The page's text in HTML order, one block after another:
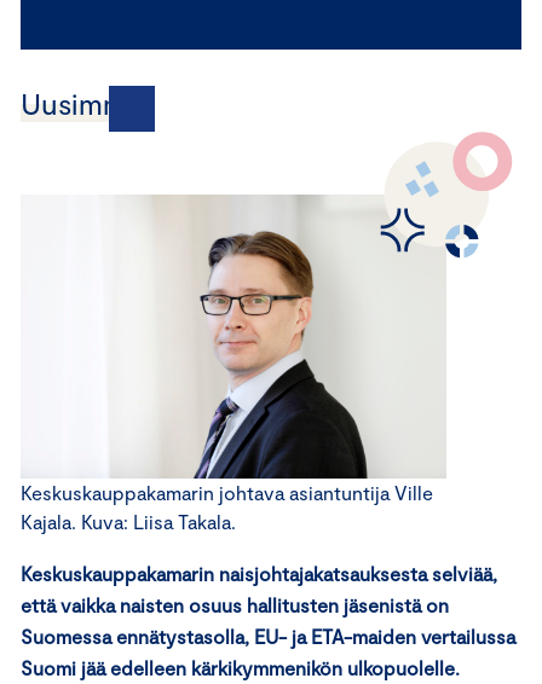
Uusimmat
Keskuskauppakamarin johtava asiantuntija Ville
Kajala. Kuva: Liisa Takala.
Keskuskauppakamarin naisjohtajakatsauksesta selviää,
että vaikka naisten osuus hallitusten jäsenistä on
Suomessa ennätystasolla, EU- ja ETA-maiden vertailussa
Suomi jää edelleen kärkikymmenikön ulkopuolelle.